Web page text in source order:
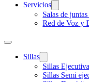
Servicios
Salas de
Red de Voz y
Sillas
Sillas
Sillas Semi